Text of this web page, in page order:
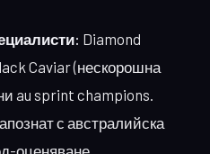
Diamond
Caviar (нескорошна
au sprint champions.
с австралийска